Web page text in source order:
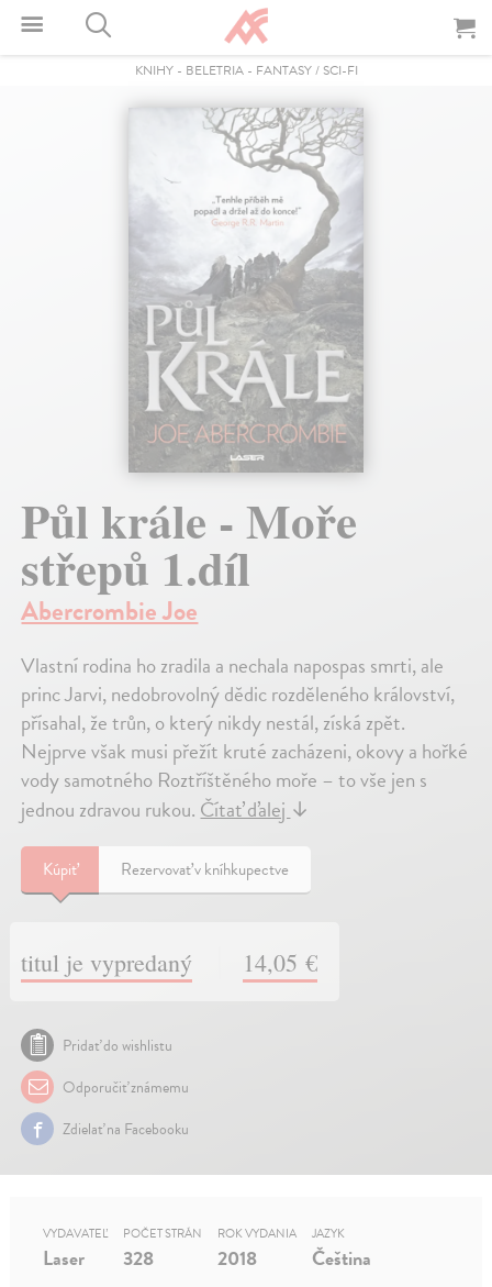
KNIHY- BELETRIA- FANTASY / SCI-FI
Půl krále - Moře
střepů 1.díl
Abercrombie Joe
Vlastní rodina ho zradila a nechala napospas smrti, ale
princ Jarvi, nedobrovolný dědic rozděleného království,
přísahal, že trůn, o který nikdy nestál, získá zpět.
Nejprve však musi přežít kruté zacházeni, okovy a hořké
vody samotného Roztříštěného moře – to vše jen s
jednou zdravou rukou.Čítať ďalej↓
Kúpiť Rezervovať v kníhkupectve
titul je vypredaný 14,05 €
Pridať do wishlistu
Odporučiť známemu
Zdielať na Facebooku
VYDAVATEĽ
Laser
POČET STRÁN
328
ROK VYDANIA
2018
JAZYK
Čeština